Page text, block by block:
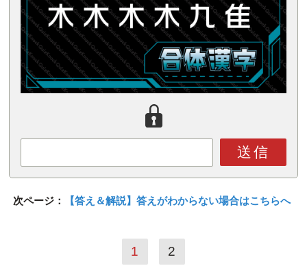
送信
次ページ： 【答え＆解説】答えがわからない場合はこちらへ
1 2